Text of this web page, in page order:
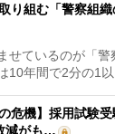
り組む「警察組
ているのが「警
10年間で2分の1以
危機】採用試験
減がも…